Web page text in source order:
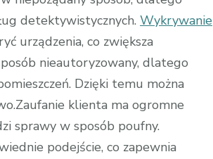
detektywistycznych. Wykrywanie
urządzenia, co zwiększa
nieautoryzowany, dlatego
Dzięki temu można
klienta ma ogromne
sprawy w sposób poufny.
podejście, co zapewnia